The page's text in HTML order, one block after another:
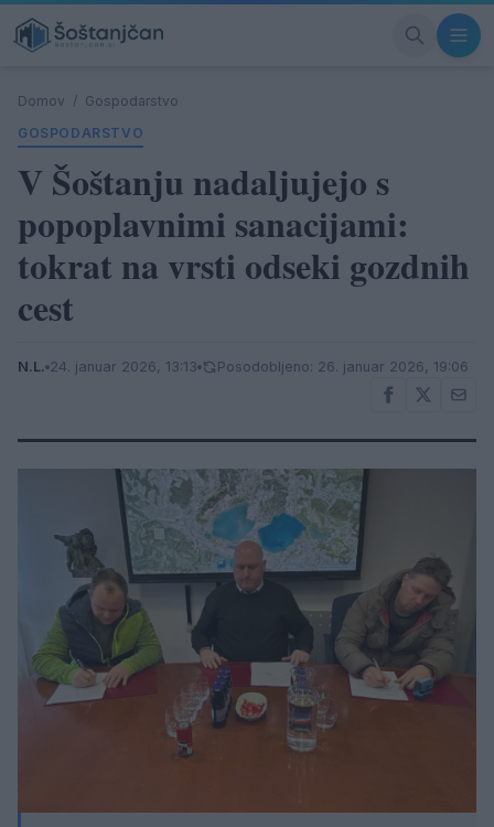
Domov / Gospodarstvo
GOSPODARSTVO
V Šoštanju nadaljujejo s
popoplavnimi sanacijami:
tokrat na vrsti odseki gozdnih
cest
N.L. 24. januar 2026, 13:13 Posodobljeno: 26. januar 2026, 19:06